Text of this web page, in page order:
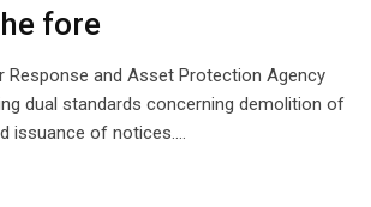
fore
Response and Asset Protection Agency
dual standards concerning demolition of
issuance of notices.…